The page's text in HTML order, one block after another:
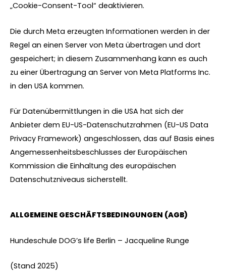
„Cookie-Consent-Tool“ deaktivieren.
Die durch Meta erzeugten Informationen werden in der
Regel an einen Server von Meta übertragen und dort
gespeichert; in diesem Zusammenhang kann es auch
zu einer Übertragung an Server von Meta Platforms Inc.
in den USA kommen.
Für Datenübermittlungen in die USA hat sich der
Anbieter dem EU-US-Datenschutzrahmen (EU-US Data
Privacy Framework) angeschlossen, das auf Basis eines
Angemessenheitsbeschlusses der Europäischen
Kommission die Einhaltung des europäischen
Datenschutzniveaus sicherstellt.
ALLGEMEINE GESCHÄFTSBEDINGUNGEN (AGB)
Hundeschule DOG’s life Berlin – Jacqueline Runge
(Stand 2025)